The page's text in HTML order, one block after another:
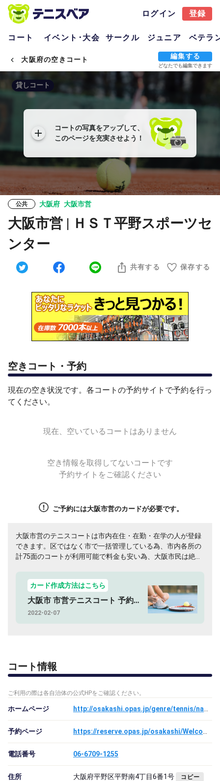
ログイン 登録
コート イベント･大会 サークル ジュニア ベテラ
大阪府の空きコート 編集する
どなたでも編集できます
コートの写真をアップして、
このページを充実させよう！
貸しコート
公共 大阪府 大阪市営
大阪市営 | ＨＳＴ平野スポーツセ
ンター
共有する 保存する
空きコート・予約
現在の空き状況です。各コートの予約サイトで予約を行っ
てください。
現在、空いているコートはありません
空き情報を取得してないコートです
予約サイトをご確認ください
ご予約には大阪市営のカードが必要です。
大阪市営のテニスコートは市内在住・在勤・在学の人が登録
できます。区ではなく市で一括管理している為、市内各所の
計75面のコートが利用可能で料金も安い為、大阪市民は絶対
カード作成方法はこちら
大阪市 市営テニスコート 予約方法
2022-02-07
コート情報
ご利用の際は各自治体の公式HPをご確認ください。
ホームページ
予約ページ
電話番号 06-6709-1255
住所 大阪府平野区平野南4丁目6番1号 コピー